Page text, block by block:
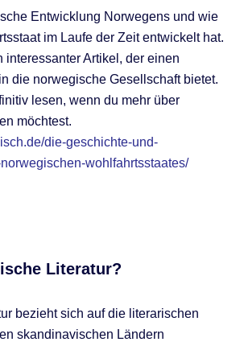
Entwicklung Norwegens und wie
im Laufe der Zeit entwickelt hat.
interessanter Artikel, der einen
die norwegische Gesellschaft bietet.
lesen, wenn du mehr über
möchtest.
die-geschichte-und-
wohlfahrtsstaates/
Literatur?
bezieht sich auf die literarischen
skandinavischen Ländern